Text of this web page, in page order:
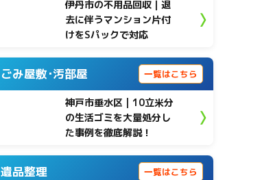
伊丹市の不用品回収｜退
去に伴うマンション片付
けをSパックで対応
ごみ屋敷･汚部屋 一覧はこちら
神戸市垂水区 | 10立米分
の生活ゴミを大量処分し
た事例を徹底解説！
遺品整理 一覧はこちら